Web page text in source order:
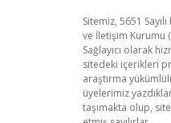
Sitemiz, 5651
ve İletişim Kurumu
Sağlayıcı olarak
sitedeki içerikleri
araştırma
üyelerimiz
taşımakta olup,